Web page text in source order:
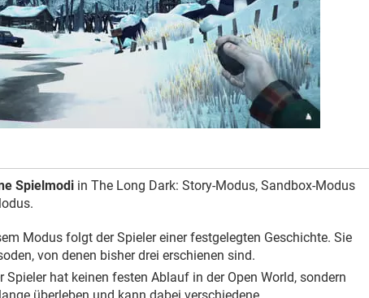
Spielmodi in The Long Dark: Story-Modus, Sandbox-Modus
Modus folgt der Spieler einer festgelegten Geschichte. Sie
von denen bisher drei erschienen sind.
Spieler hat keinen festen Ablauf in der Open World, sondern
überleben und kann dabei verschiedene